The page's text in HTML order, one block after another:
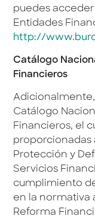
puedes
Entidades
http://
Catálogo
Financieros
Catálogo
Financieros, el
proporcionadas
Protección y
Servicios
cumplimiento
en la normativa
Reforma